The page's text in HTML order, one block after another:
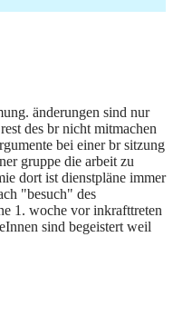
änderungen sind nur
des br nicht mitmachen
bei einer br sitzung
gruppe die arbeit zu
dort ist dienstpläne immer
"besuch" des
1. woche vor inkrafttreten
sind begeistert weil